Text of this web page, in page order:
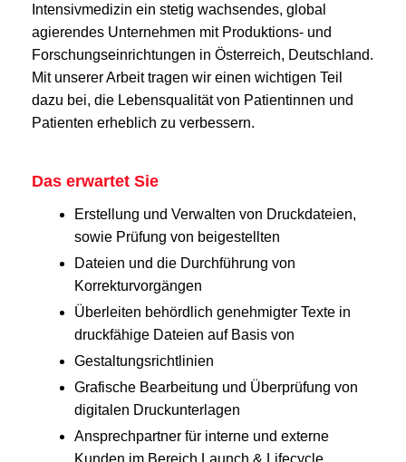
Intensivmedizin ein stetig wachsendes, global
agierendes Unternehmen mit Produktions- und
Forschungseinrichtungen in Österreich, Deutschland.
Mit unserer Arbeit tragen wir einen wichtigen Teil
dazu bei, die Lebensqualität von Patientinnen und
Patienten erheblich zu verbessern.
Das erwartet Sie
Erstellung und Verwalten von Druckdateien,
sowie Prüfung von beigestellten
Dateien und die Durchführung von
Korrekturvorgängen
Überleiten behördlich genehmigter Texte in
druckfähige Dateien auf Basis von
Gestaltungsrichtlinien
Grafische Bearbeitung und Überprüfung von
digitalen Druckunterlagen
Ansprechpartner für interne und externe
Kunden im Bereich Launch & Lifecycle